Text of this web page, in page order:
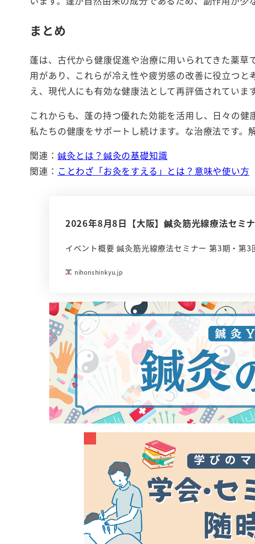
まとめ
蓬は、古代から健康促進や治療に用いられてきた薬
用があり、これらが冷え性や疲労感の改善に役立つ
え、現代人にも有効な健康法として再評価されています
これからも、蓬の持つ優れた効能を活用し、日々の
私たちの健康をサポートし続けます。な治療法です。
関連： 鍼灸とは？鍼灸の基礎知識
関連： ことわざ「お灸をすえる」とは？意味や使い方
2026年8月8日【大阪】鍼灸筋光線療法セミ
イベント概要 鍼灸筋光線療法セミナー 第3期・
nihonshinkyu.jp